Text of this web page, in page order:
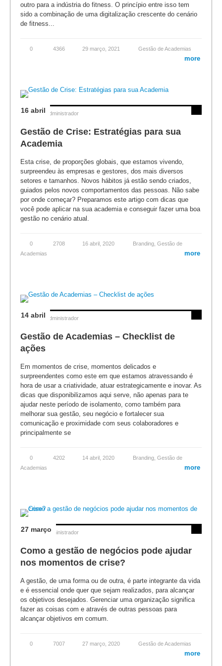
outro para a indústria do fitness. O princípio entre isso tem
sido a combinação de uma digitalização crescente do cenário
de fitness...
0 4366 29 março, 2021 Gestão de Academias
more
Posted by Administrador
16 abril
Gestão de Crise: Estratégias para sua
Academia
Esta crise, de proporções globais, que estamos vivendo,
surpreendeu às empresas e gestores, dos mais diversos
setores e tamanhos. Novos hábitos já estão sendo criados,
guiados pelos novos comportamentos das pessoas. Não sabe
por onde começar? Preparamos este artigo com dicas que
você pode aplicar na sua academia e conseguir fazer uma boa
gestão no cenário atual.
0 2708 16 abril, 2020 Branding Gestão de
Academias
more
Posted by Administrador
14 abril
Gestão de Academias – Checklist de
ações
Em momentos de crise, momentos delicados e
surpreendentes como este em que estamos atravessando é
hora de usar a criatividade, atuar estrategicamente e inovar. As
dicas que disponibilizamos aqui serve, não apenas para te
ajudar neste período de isolamento, como também para
melhorar sua gestão, seu negócio e fortalecer sua
comunicação e proximidade com seus colaboradores e
principalmente se
0 4202 14 abril, 2020 Branding Gestão de
Academias
more
Posted byAdministrador
27 março
Como a gestão de negócios pode ajudar
nos momentos de crise?
A gestão, de uma forma ou de outra, é parte integrante da vida
e é essencial onde quer que sejam realizados, para alcançar
os objetivos desejados. Gerenciar uma organização significa
fazer as coisas com e através de outras pessoas para
alcançar objetivos em comum.
0 7007 27 março, 2020 Gestão de Academias
more